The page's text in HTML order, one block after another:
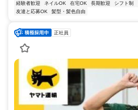
経験者歓迎
ネイルOK 在宅OK 長期歓迎 シフト制
友達と応募OK
髪型・髪色自由
正社員